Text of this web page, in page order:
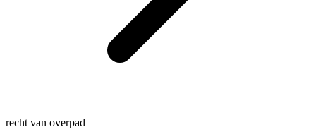
recht van overpad